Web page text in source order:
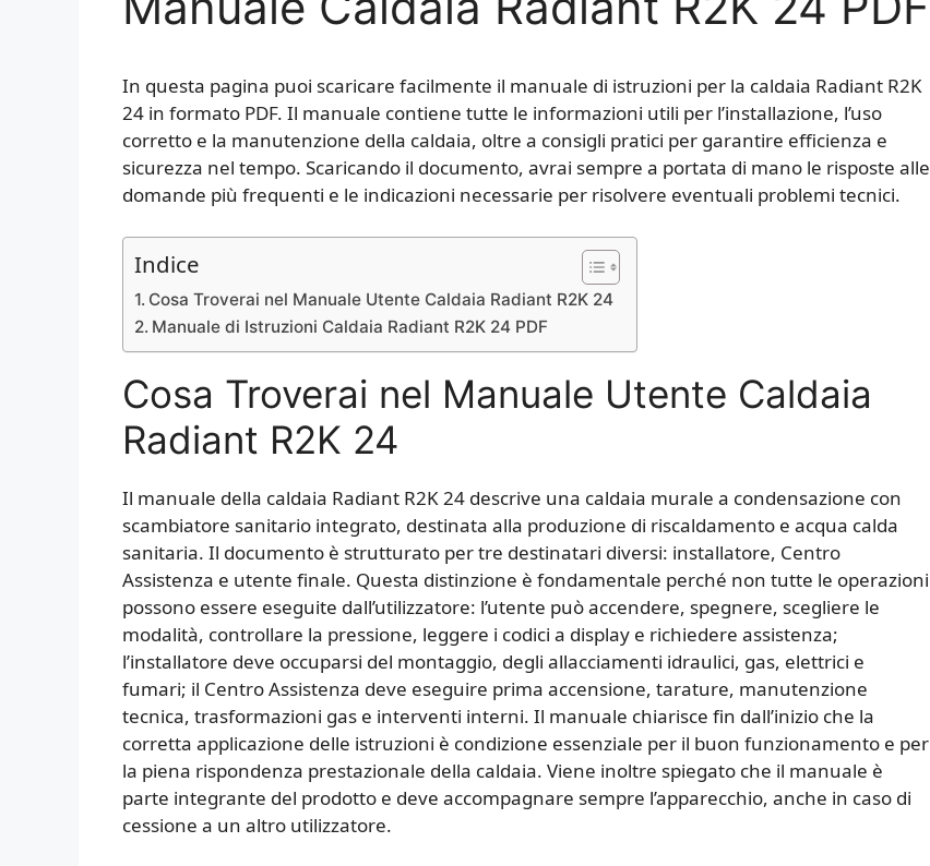
In questa pagina puoi scaricare facilmente il manuale di istruzioni per la caldaia Radiant R2K
24 in formato PDF. Il manuale contiene tutte le informazioni utili per l’installazione, l’uso
corretto e la manutenzione della caldaia, oltre a consigli pratici per garantire efficienza e
sicurezza nel tempo. Scaricando il documento, avrai sempre a portata di mano le risposte alle
domande più frequenti e le indicazioni necessarie per risolvere eventuali problemi tecnici.
Indice
Cosa Troverai nel Manuale Utente Caldaia Radiant R2K 24​
Manuale di Istruzioni Caldaia Radiant R2K 24​ PDF
Cosa Troverai nel Manuale Utente Caldaia
Radiant R2K 24​
Il manuale della caldaia Radiant R2K 24 descrive una caldaia murale a condensazione con
scambiatore sanitario integrato, destinata alla produzione di riscaldamento e acqua calda
sanitaria. Il documento è strutturato per tre destinatari diversi: installatore, Centro
Assistenza e utente finale. Questa distinzione è fondamentale perché non tutte le operazioni
possono essere eseguite dall’utilizzatore: l’utente può accendere, spegnere, scegliere le
modalità, controllare la pressione, leggere i codici a display e richiedere assistenza;
l’installatore deve occuparsi del montaggio, degli allacciamenti idraulici, gas, elettrici e
fumari; il Centro Assistenza deve eseguire prima accensione, tarature, manutenzione
tecnica, trasformazioni gas e interventi interni. Il manuale chiarisce fin dall’inizio che la
corretta applicazione delle istruzioni è condizione essenziale per il buon funzionamento e per
la piena rispondenza prestazionale della caldaia. Viene inoltre spiegato che il manuale è
parte integrante del prodotto e deve accompagnare sempre l’apparecchio, anche in caso di
cessione a un altro utilizzatore.